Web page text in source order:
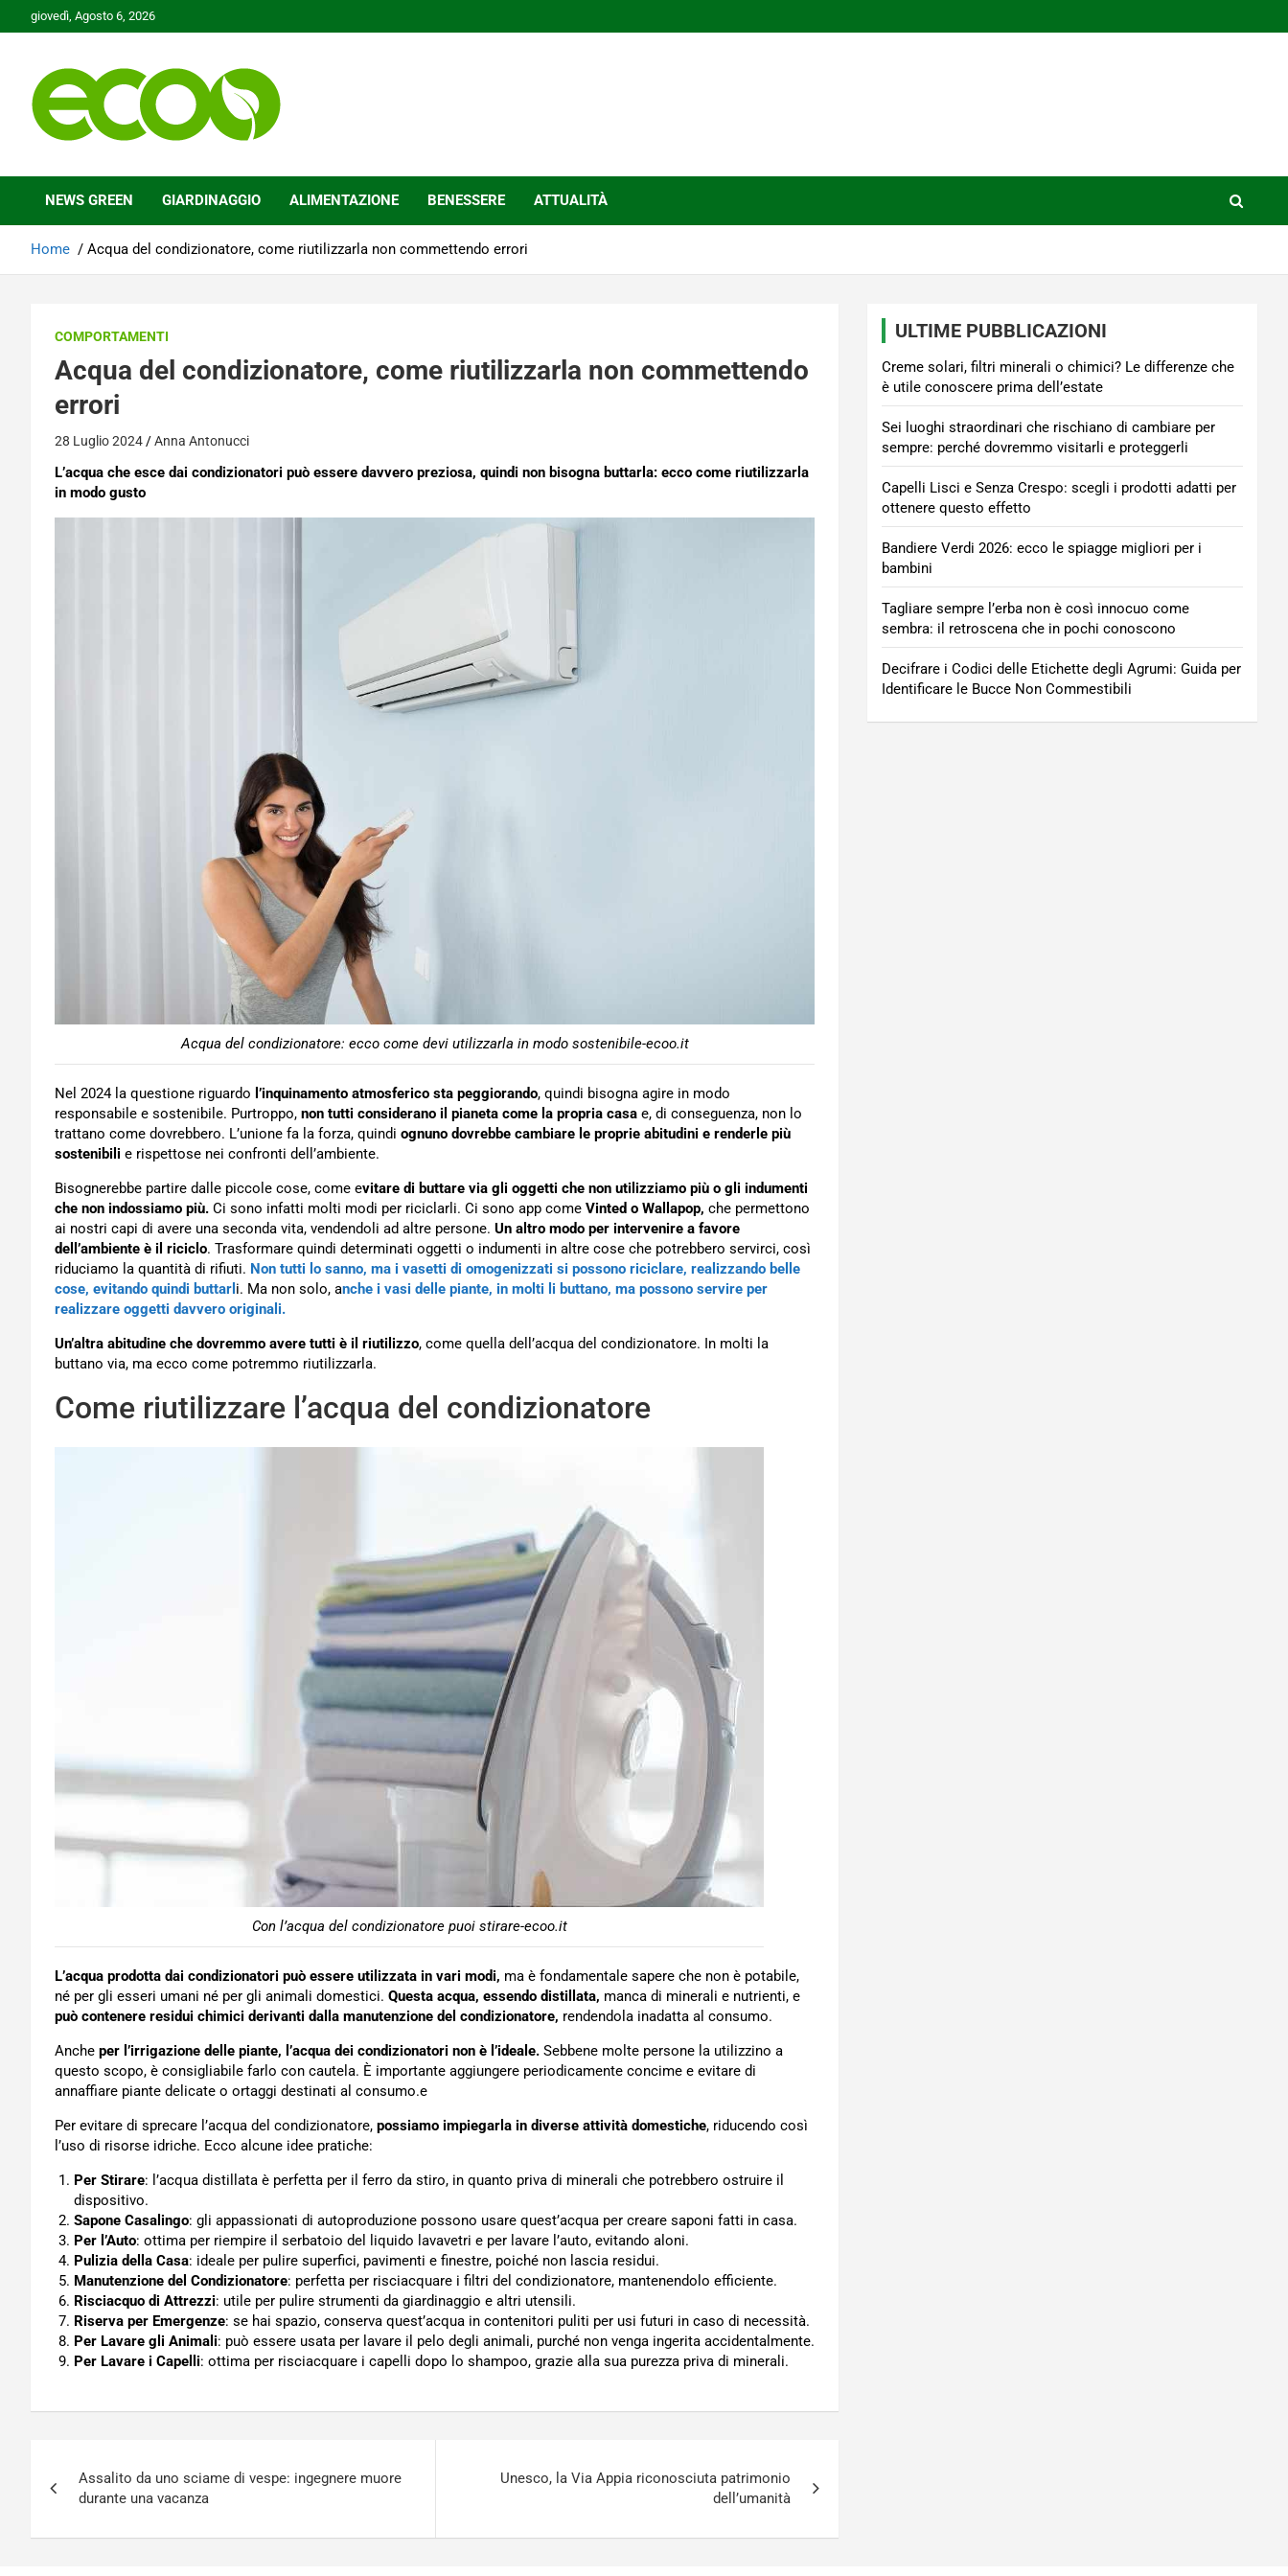
to
giovedì, Agosto 6, 2026
Ecoo.it
NEWS GREEN GIARDINAGGIO ALIMENTAZIONE BENESSERE ATTUALITÀ
Home Acqua del condizionatore, come riutilizzarla non commettendo errori
COMPORTAMENTI
Acqua del condizionatore, come riutilizzarla non commettendo
errori
28 Luglio 2024 Anna Antonucci
L’acqua che esce dai condizionatori può essere davvero preziosa, quindi non bisogna buttarla: ecco come riutilizzarla
in modo gusto
Acqua del condizionatore: ecco come devi utilizzarla in modo sostenibile-ecoo.it
Nel 2024 la questione riguardo l’inquinamento atmosferico sta peggiorando, quindi bisogna agire in modo
responsabile e sostenibile. Purtroppo, non tutti considerano il pianeta come la propria casa e, di conseguenza, non lo
trattano come dovrebbero. L’unione fa la forza, quindi ognuno dovrebbe cambiare le proprie abitudini e renderle più
sostenibili e rispettose nei confronti dell’ambiente.
Bisognerebbe partire dalle piccole cose, come evitare di buttare via gli oggetti che non utilizziamo più o gli indumenti
che non indossiamo più. Ci sono infatti molti modi per riciclarli. Ci sono app come Vinted o Wallapop, che permettono
ai nostri capi di avere una seconda vita, vendendoli ad altre persone. Un altro modo per intervenire a favore
dell’ambiente è il riciclo. Trasformare quindi determinati oggetti o indumenti in altre cose che potrebbero servirci, così
riduciamo la quantità di rifiuti. Non tutti lo sanno, ma i vasetti di omogenizzati si possono riciclare, realizzando belle
cose, evitando quindi buttarl i. Ma non solo, anche i vasi delle piante, in molti li buttano, ma possono servire per
realizzare oggetti davvero originali.
Un’altra abitudine che dovremmo avere tutti è il riutilizzo, come quella dell’acqua del condizionatore. In molti la
buttano via, ma ecco come potremmo riutilizzarla.
Come riutilizzare l’acqua del condizionatore
Con l’acqua del condizionatore puoi stirare-ecoo.it
L’acqua prodotta dai condizionatori può essere utilizzata in vari modi, ma è fondamentale sapere che non è potabile,
né per gli esseri umani né per gli animali domestici. Questa acqua, essendo distillata, manca di minerali e nutrienti, e
può contenere residui chimici derivanti dalla manutenzione del condizionatore, rendendola inadatta al consumo.
Anche per l’irrigazione delle piante, l’acqua dei condizionatori non è l’ideale. Sebbene molte persone la utilizzino a
questo scopo, è consigliabile farlo con cautela. È importante aggiungere periodicamente concime e evitare di
annaffiare piante delicate o ortaggi destinati al consumo.e
Per evitare di sprecare l’acqua del condizionatore, possiamo impiegarla in diverse attività domestiche, riducendo così
l’uso di risorse idriche. Ecco alcune idee pratiche:
Per Stirare: l’acqua distillata è perfetta per il ferro da stiro, in quanto priva di minerali che potrebbero ostruire il
dispositivo.
Sapone Casalingo: gli appassionati di autoproduzione possono usare quest’acqua per creare saponi fatti in casa.
Per l’Auto: ottima per riempire il serbatoio del liquido lavavetri e per lavare l’auto, evitando aloni.
Pulizia della Casa: ideale per pulire superfici, pavimenti e finestre, poiché non lascia residui.
Manutenzione del Condizionatore: perfetta per risciacquare i filtri del condizionatore, mantenendolo efficiente.
Risciacquo di Attrezzi: utile per pulire strumenti da giardinaggio e altri utensili.
Riserva per Emergenze: se hai spazio, conserva quest’acqua in contenitori puliti per usi futuri in caso di necessità.
Per Lavare gli Animali: può essere usata per lavare il pelo degli animali, purché non venga ingerita accidentalmente.
Per Lavare i Capelli: ottima per risciacquare i capelli dopo lo shampoo, grazie alla sua purezza priva di minerali.
articoli
Assalito da uno sciame di vespe: ingegnere muore
durante una vacanza
Unesco, la Via Appia riconosciuta patrimonio
dell’umanità
ULTIME PUBBLICAZIONI
Creme solari, filtri minerali o chimici? Le differenze che
è utile conoscere prima dell’estate
Sei luoghi straordinari che rischiano di cambiare per
sempre: perché dovremmo visitarli e proteggerli
Capelli Lisci e Senza Crespo: scegli i prodotti adatti per
ottenere questo effetto
Bandiere Verdi 2026: ecco le spiagge migliori per i
bambini
Tagliare sempre l’erba non è così innocuo come
sembra: il retroscena che in pochi conoscono
Decifrare i Codici delle Etichette degli Agrumi: Guida per
Identificare le Bucce Non Commestibili